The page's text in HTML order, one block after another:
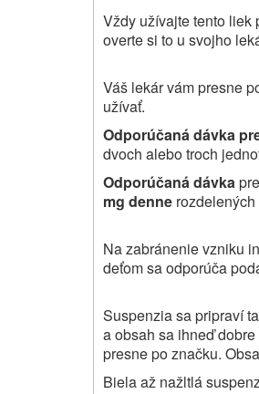
Vždy užívajte tento liek
overte si to u svojho
Váš lekár vám presne
užívať.
Odporúčaná dávka
dvoch alebo troch
Odporúčaná dávka
mg denne
Na zabránenie vzniku
deťom sa odporúča
Suspenzia sa pripraví
a obsah sa ihneď
presne po značku.
Biela až nažltlá